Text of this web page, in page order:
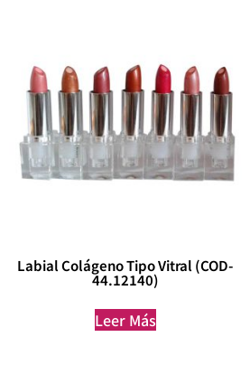
Labial Colágeno Tipo Vitral (COD-
44.12140)
Leer Más